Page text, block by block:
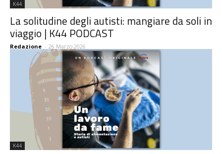
K44
La solitudine degli autisti: mangiare da soli in
viaggio | K44 PODCAST
Redazione - 26 Marzo 2026
K44